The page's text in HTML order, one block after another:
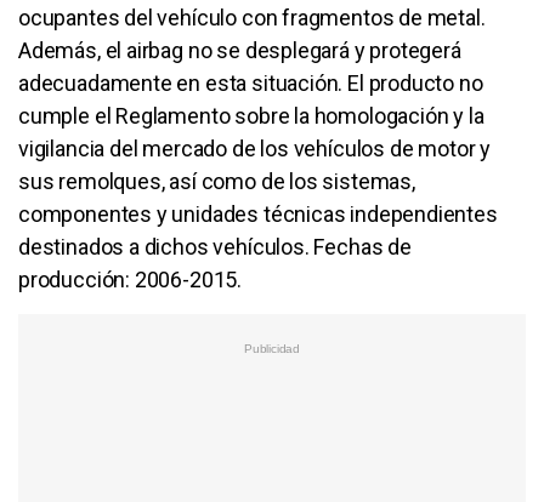
ocupantes del vehículo con fragmentos de metal.
Además, el airbag no se desplegará y protegerá
adecuadamente en esta situación. El producto no
cumple el Reglamento sobre la homologación y la
vigilancia del mercado de los vehículos de motor y
sus remolques, así como de los sistemas,
componentes y unidades técnicas independientes
destinados a dichos vehículos. Fechas de
producción: 2006-2015.